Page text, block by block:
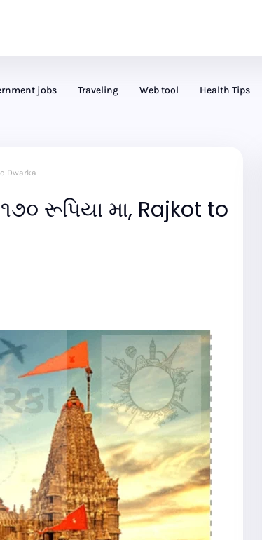
jobs Traveling Web tool Health Tips
Dwarka
રૂપિયા મા, Rajkot to